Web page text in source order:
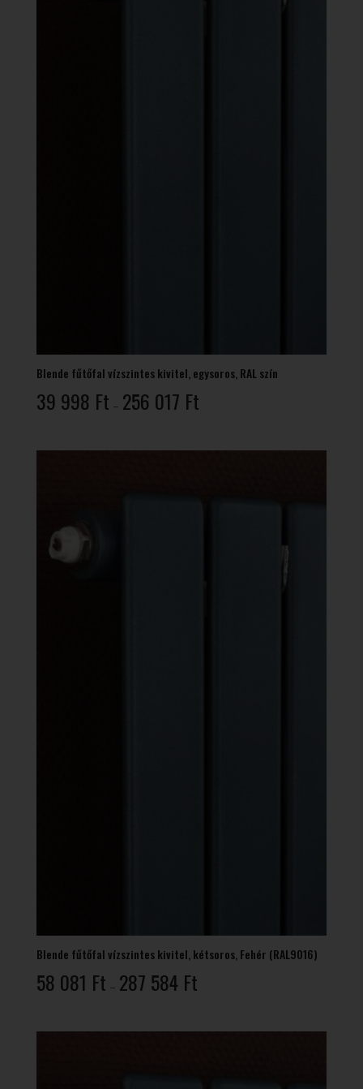
Blende fűtőfal vízszintes kivitel, egysoros, RAL szín
39 998 Ft – 256 017 Ft39
-
Blende fűtőfal vízszintes kivitel, kétsoros, Fehér (RAL9016)
58 081 Ft – 287 584 Ft58
-